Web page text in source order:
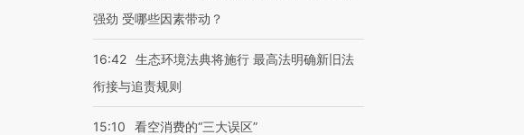
强劲 受哪些因素带动？
16:42 生态环境法典将施行 最高法明确新旧法
衔接与追责规则
15:10 看空消费的“三大误区”